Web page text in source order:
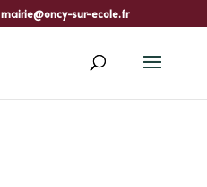
mairie@oncy-sur-ecole.fr